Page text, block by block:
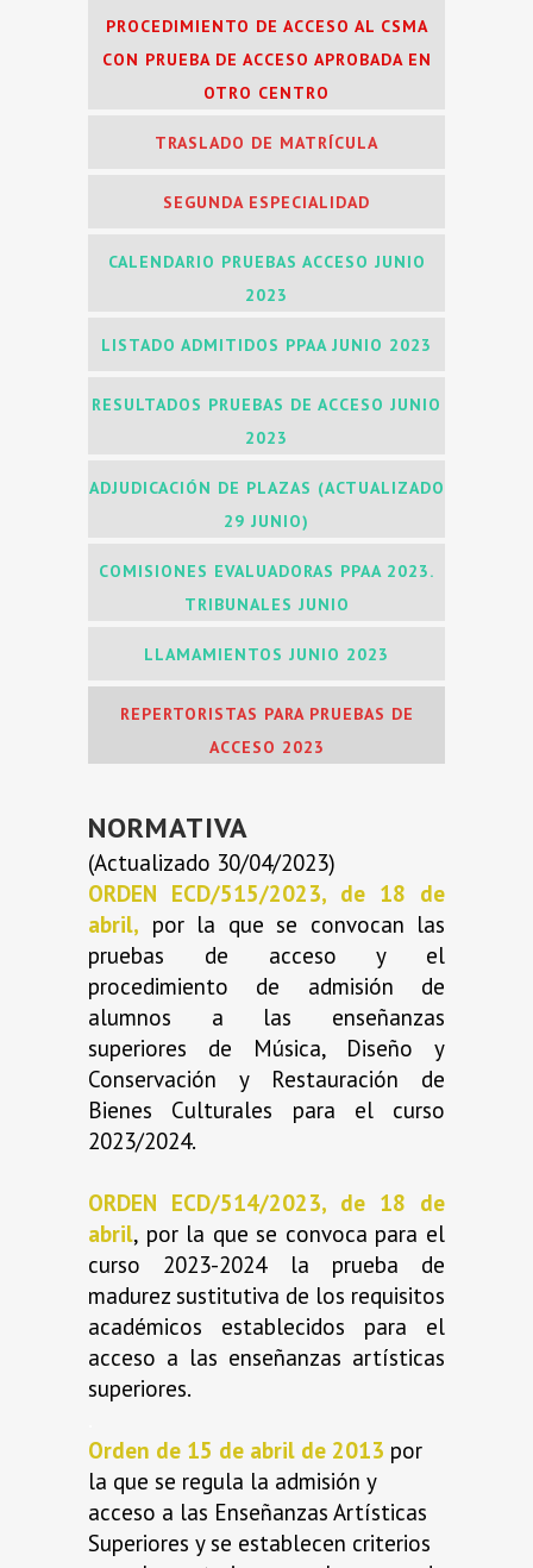
PROCEDIMIENTO DE ACCESO AL CSMA
CON PRUEBA DE ACCESO APROBADA EN
OTRO CENTRO
TRASLADO DE MATRÍCULA
SEGUNDA ESPECIALIDAD
CALENDARIO PRUEBAS ACCESO JUNIO
2023
LISTADO ADMITIDOS PPAA JUNIO 2023
RESULTADOS PRUEBAS DE ACCESO JUNIO
2023
ADJUDICACIÓN DE PLAZAS (ACTUALIZADO
29 JUNIO)
COMISIONES EVALUADORAS PPAA 2023.
TRIBUNALES JUNIO
LLAMAMIENTOS JUNIO 2023
REPERTORISTAS PARA PRUEBAS DE
ACCESO 2023
NORMATIVA
(Actualizado 30/04/2023)
ORDEN ECD/515/2023, de 18 de
abril, por la que se convocan las
pruebas de acceso y el
procedimiento de admisión de
alumnos a las enseñanzas
superiores de Música, Diseño y
Conservación y Restauración de
Bienes Culturales para el curso
2023/2024.
ORDEN ECD/514/2023, de 18 de
abril, por la que se convoca para el
curso 2023-2024 la prueba de
madurez sustitutiva de los requisitos
académicos establecidos para el
acceso a las enseñanzas artísticas
superiores.
Orden de 15 de abril de 2013 por
la que se regula la admisión y
acceso a las Enseñanzas Artísticas
Superiores y se establecen criterios